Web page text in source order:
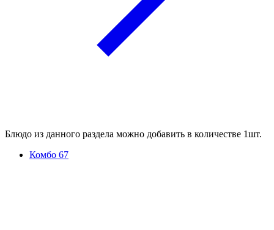
Блюдо из данного раздела можно добавить в количестве 1шт.
Комбо 67